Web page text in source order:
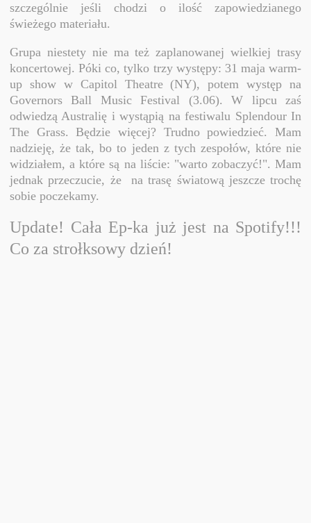
szczególnie jeśli chodzi o ilość zapowiedzianego
świeżego materiału.
Grupa niestety nie ma też zaplanowanej wielkiej trasy
koncertowej. Póki co, tylko trzy występy: 31 maja warm-
up show w Capitol Theatre (NY), potem występ na
Governors Ball Music Festival (3.06). W lipcu zaś
odwiedzą Australię i wystąpią na festiwalu Splendour In
The Grass. Będzie więcej? Trudno powiedzieć. Mam
nadzieję, że tak, bo to jeden z tych zespołów, które nie
widziałem, a które są na liście: "warto zobaczyć!". Mam
jednak przeczucie, że na trasę światową jeszcze trochę
sobie poczekamy.
Update! Cała Ep-ka już jest na Spotify!!!
Co za strołksowy dzień!